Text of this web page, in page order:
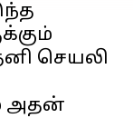
செயலி
அதன்